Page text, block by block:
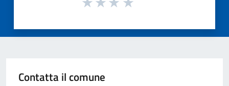
Contatta il comune